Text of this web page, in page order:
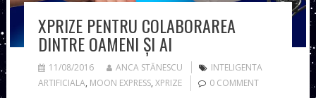
XPRIZE PENTRU COLABORAREA
DINTRE OAMENI ȘI AI
11/08/2016 ANCA STĂNESCU
INTELIGENTA
ARTIFICIALA, MOON EXPRESS, XPRIZE 0 COMMENT